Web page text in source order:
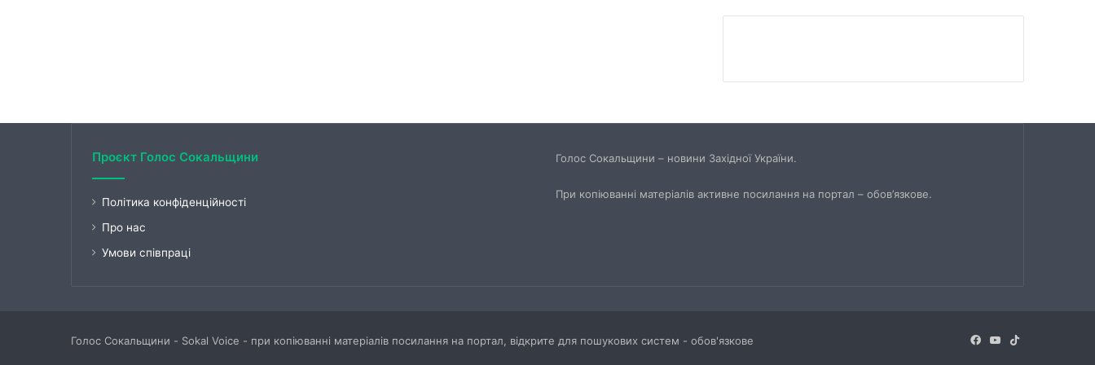
Проєкт Голос Сокальщини
Політика конфіденційності
Про нас
Умови співпраці
Голос Сокальщини – новини Західної України.
При копіюванні матеріалів активне посилання на портал – обов’язкове.
Голос Сокальщини - Sokal Voice - при копіюванні матеріалів посилання на портал, відкрите для пошукових систем - обов'язкове Facebook
YouTube
TikTok